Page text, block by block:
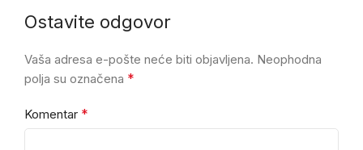
Ostavite odgovor
Vaša adresa e-pošte neće biti objavljena. Neophodna
polja su označena *
Komentar *
Alternative: